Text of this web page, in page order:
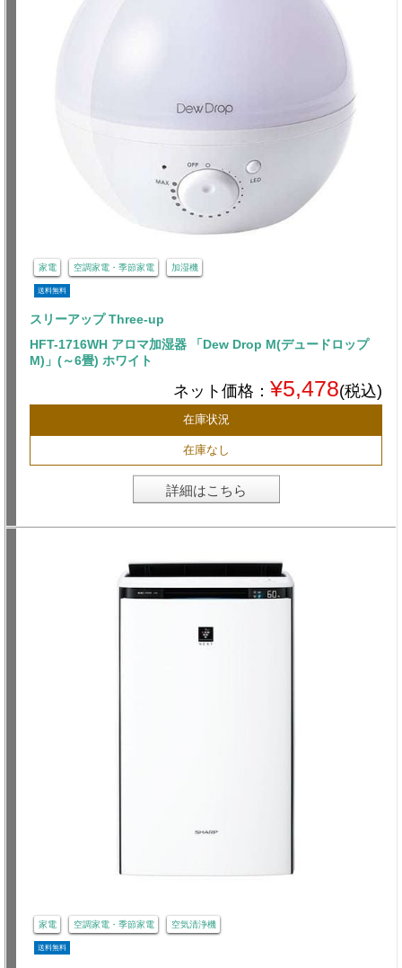
家電 空調家電・季節家電 加湿機
送料無料
スリーアップ Three-up
HFT-1716WH アロマ加湿器 「Dew Drop M(デュードロップ
M)」(～6畳) ホワイト
ネット価格： ¥5,478(税込)
在庫状況
在庫なし
詳細はこちら
家電 空調家電・季節家電 空気清浄機
送料無料